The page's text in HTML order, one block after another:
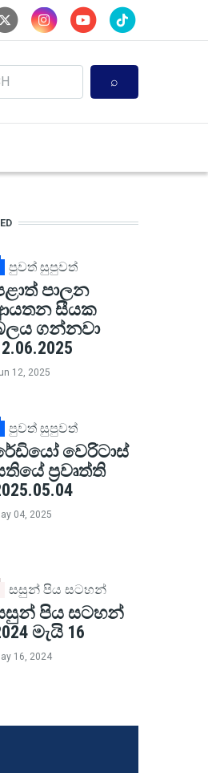
පුවත් සුපුවත්
පාලන
සීයක
ගන්නවා
12, 2025
පුවත් සුපුවත්
වෙරිටාස්
ප්‍රවෘත්ති
04, 2025
සසුන් පිය සටහන්
පිය සටහන්
මැයි 16
16, 2024